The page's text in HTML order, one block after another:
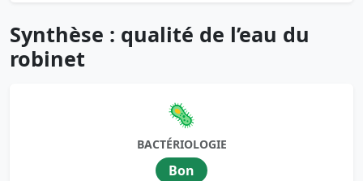
Synthèse : qualité de l’eau du
robinet
🦠
BACTÉRIOLOGIE
Bon